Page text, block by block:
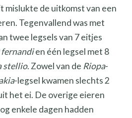
mislukte de uitkomst van een
Tegenvallend was met
twee legsels van 7 eitjes
fernandien één legsel met 8
stellio. Zowel van de Riopa-
-legsel kwamen slechts 2
het ei. De overige eieren
enkele dagen hadden